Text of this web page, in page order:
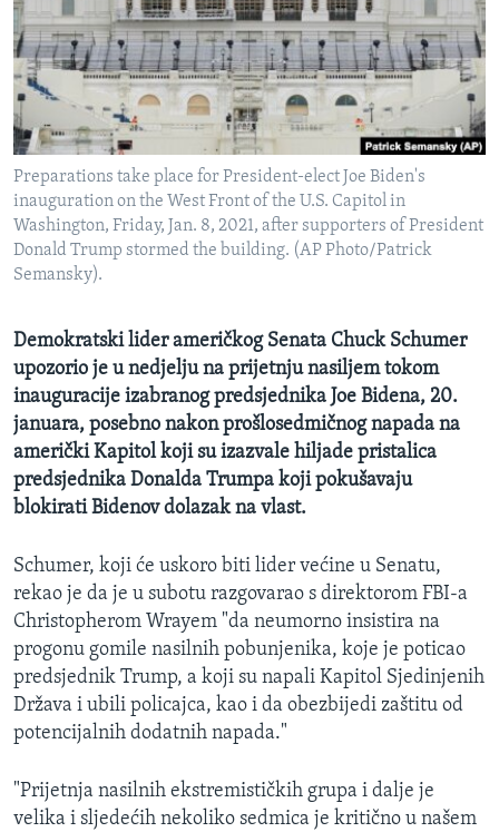
MAGAZIN
O GLASU AMERIKE
Learning English
PRATITE NAS
Jezici
Preparations take place for President-elect Joe Biden's
inauguration on the West Front of the U.S. Capitol in
Washington, Friday, Jan. 8, 2021, after supporters of President
Donald Trump stormed the building. (AP Photo/Patrick
Semansky).
Demokratski lider američkog Senata Chuck Schumer
upozorio je u nedjelju na prijetnju nasiljem tokom
inauguracije izabranog predsjednika Joe Bidena, 20.
januara, posebno nakon prošlosedmičnog napada na
američki Kapitol koji su izazvale hiljade pristalica
predsjednika Donalda Trumpa koji pokušavaju
blokirati Bidenov dolazak na vlast.
Schumer, koji će uskoro biti lider većine u Senatu,
rekao je da je u subotu razgovarao s direktorom FBI-a
Christopherom Wrayem "da neumorno insistira na
progonu gomile nasilnih pobunjenika, koje je poticao
predsjednik Trump, a koji su napali Kapitol Sjedinjenih
Država i ubili policajca, kao i da obezbijedi zaštitu od
potencijalnih dodatnih napada."
"Prijetnja nasilnih ekstremističkih grupa i dalje je
velika i sljedećih nekoliko sedmica je kritično u našem